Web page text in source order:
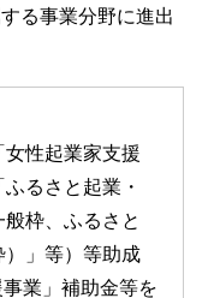
る事業分野に進出
性起業家支援
るさと起業・
枠、ふるさと
」等）等助成
業」補助金等を